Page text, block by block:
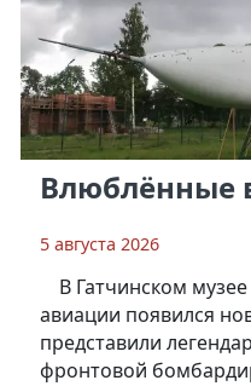
Влюблённые
5 августа 2026
В Гатчинском
авиации появился
представили
фронтовой